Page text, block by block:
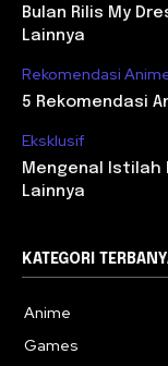
Bulan Rilis My
Lainnya
Rekomendasi
5 Rekomendasi
Eksklusif
Mengenal Istilah
Lainnya
KATEGORI
Anime
Games